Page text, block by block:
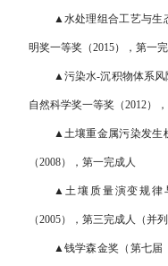
▲水处理组合工艺与生
明奖一等奖（2015），第一
▲污染水-沉积物体系
自然科学奖一等奖（2012）
▲土壤重金属污染发生
（2008），第一完成人
▲土壤质量演变规律
（2005），第三完成人（并列
▲钱学森金奖（第七届